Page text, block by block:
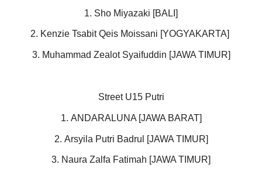
1. Sho Miyazaki [BALI]
2. Kenzie Tsabit Qeis Moissani [YOGYAKARTA]
3. Muhammad Zealot Syaifuddin [JAWA TIMUR]
Street U15 Putri
1. ANDARALUNA [JAWA BARAT]
2. Arsyila Putri Badrul [JAWA TIMUR]
3. Naura Zalfa Fatimah [JAWA TIMUR]